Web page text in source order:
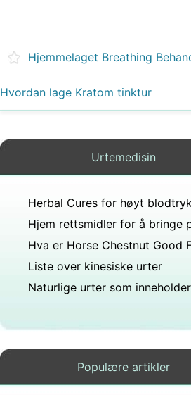
Hjemmelaget Breathing
Hvordan lage Kratom tinktur
Urtemedisin
Herbal Cures for høyt
Hva er Horse Chestnut Good
Liste over kinesiske urter
Populære artikler